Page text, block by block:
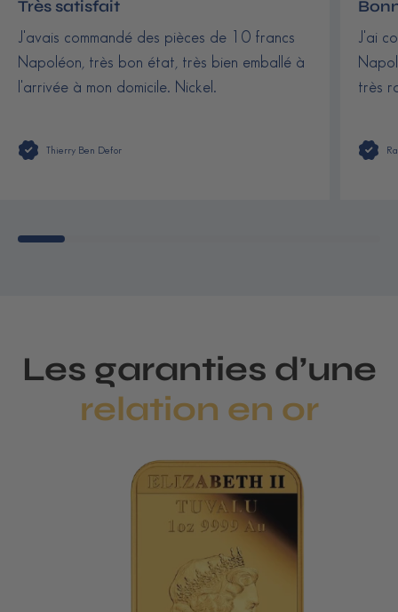
Très satisfait
J'avais commandé des pièces de 10 francs
Napoléon, très bon état, très bien emballé à
l'arrivée à mon domicile. Nickel.
Thierry Ben Defor
J'ai
très
Les garanties d’une
relation en or